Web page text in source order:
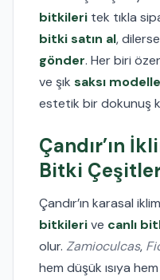
bitkileri tek tıkla
bitki satın al,
gönder. Her biri
ve şık saksı
estetik bir dokunuş
Çandır’ın
Bitki
Çandır’ın karasal
bitkilerive canlı
olur. Zamioculcas,
hem düşük ısıya